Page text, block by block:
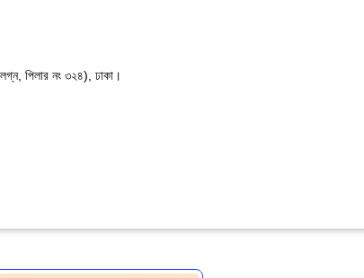
পিলার নং ৩২৪), ঢাকা।